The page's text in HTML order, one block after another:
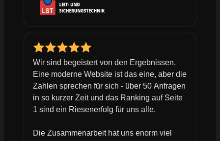
Wir sind begeistert von den Ergebnissen.
Eine moderne Website ist das eine, aber die
Zahlen sprechen für sich - über 50 Anfragen
in so kurzer Zeit und das Ranking auf Seite
1 sind ein Riesenerfolg für uns alle.
Die Zusammenarbeit hat uns enorm viel